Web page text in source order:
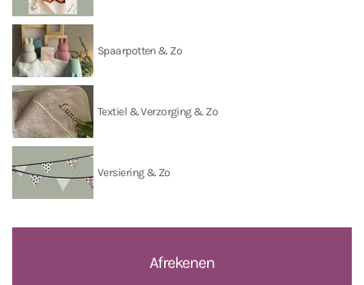
Spaarpotten & Zo
Textiel & Verzorging & Zo
Versiering & Zo
Afrekenen